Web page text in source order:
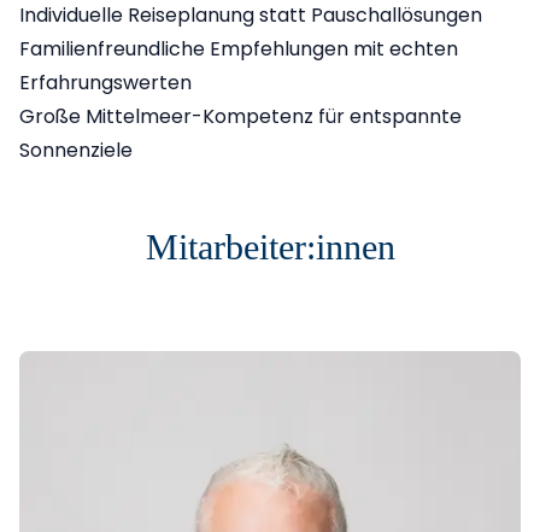
Individuelle Reiseplanung statt Pauschallösungen
Familienfreundliche Empfehlungen mit echten
Erfahrungswerten
Große Mittelmeer-Kompetenz für entspannte
Sonnenziele
Mitarbeiter:innen